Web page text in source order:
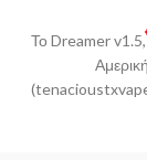
Το Dreamer v1.5,